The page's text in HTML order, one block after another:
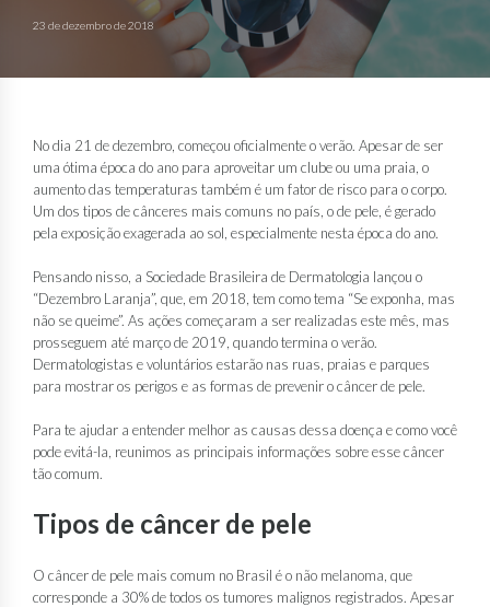
23 de dezembro de 2018
No dia 21 de dezembro, começou oficialmente o verão. Apesar de ser
uma ótima época do ano para aproveitar um clube ou uma praia, o
aumento das temperaturas também é um fator de risco para o corpo.
Um dos tipos de cânceres mais comuns no país, o de pele, é gerado
pela exposição exagerada ao sol, especialmente nesta época do ano.
Pensando nisso, a Sociedade Brasileira de Dermatologia lançou o
“Dezembro Laranja”, que, em 2018, tem como tema “Se exponha, mas
não se queime”. As ações começaram a ser realizadas este mês, mas
prosseguem até março de 2019, quando termina o verão.
Dermatologistas e voluntários estarão nas ruas, praias e parques
para mostrar os perigos e as formas de prevenir o câncer de pele.
Para te ajudar a entender melhor as causas dessa doença e como você
pode evitá-la, reunimos as principais informações sobre esse câncer
tão comum.
Tipos de câncer de pele
O câncer de pele mais comum no Brasil é o não melanoma, que
corresponde a 30% de todos os tumores malignos registrados. Apesar